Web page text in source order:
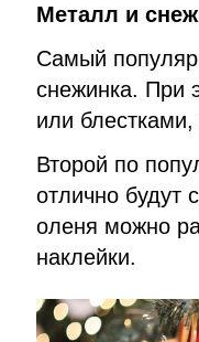
Металл и
Самый
снежинка. При
или блестками,
Второй по
отлично будут
оленя можно
наклейки.